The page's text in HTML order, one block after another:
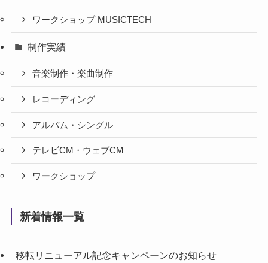
ワークショップ MUSICTECH
制作実績
音楽制作・楽曲制作
レコーディング
アルバム・シングル
テレビCM・ウェブCM
ワークショップ
新着情報一覧
移転リニューアル記念キャンペーンのお知らせ